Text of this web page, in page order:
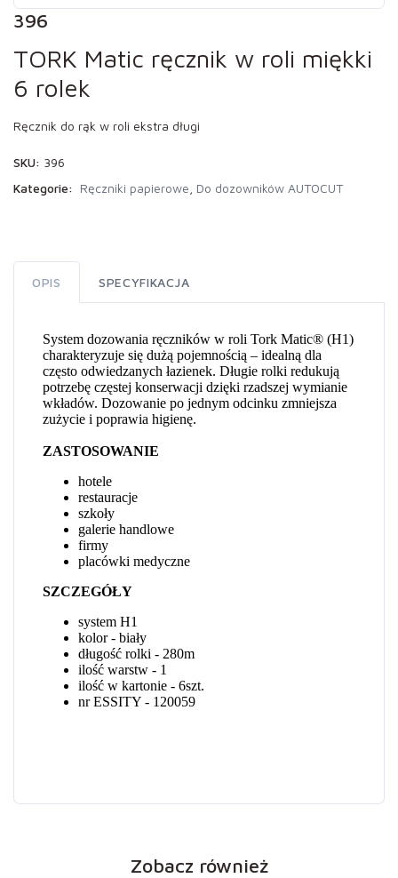
396
TORK Matic ręcznik w roli miękki
6 rolek
Ręcznik do rąk w roli ekstra długi
SKU: 396
Kategorie: Ręczniki papierowe Do dozowników AUTOCUT
OPIS SPECYFIKACJA
Zobacz również